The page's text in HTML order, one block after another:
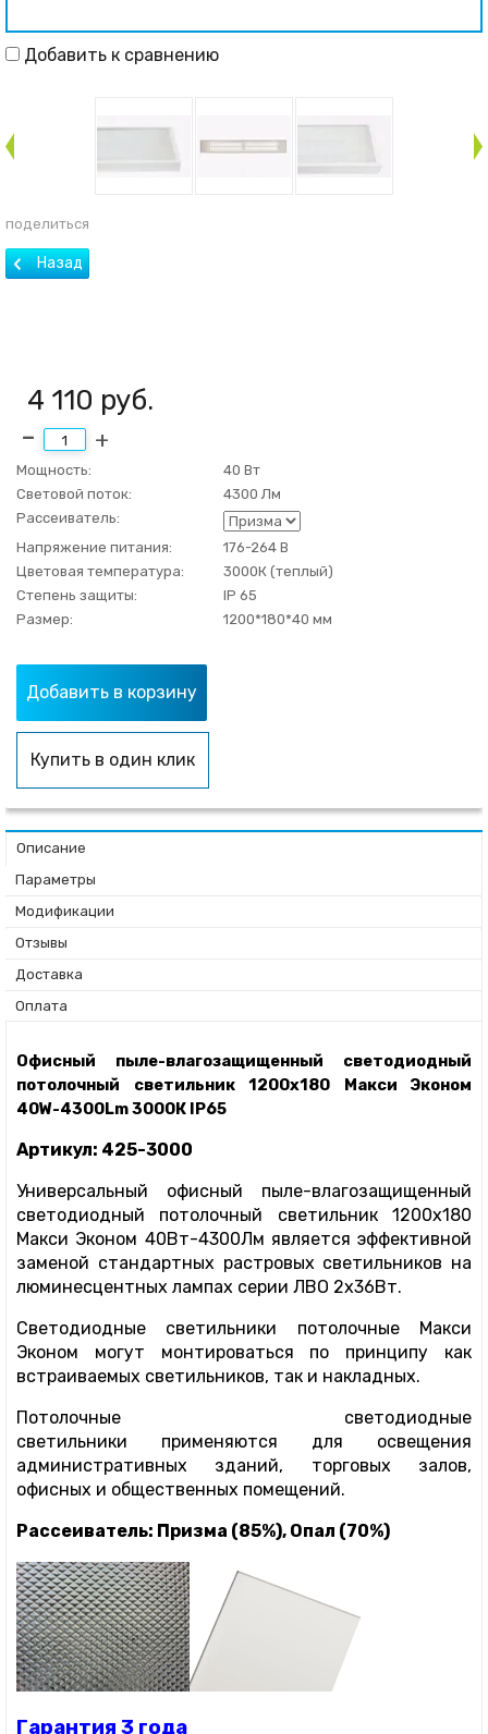
Добавить к сравнению
поделиться
4 110 руб.
Мощность:
40 Вт
Световой поток:
4300 Лм
Рассеиватель:
Напряжение питания:
176-264 В
Цветовая температура:
3000К (теплый)
Степень защиты:
IP 65
Размер:
1200*180*40 мм
Добавить в корзину
Купить в один клик
Описание
Параметры
Модификации
Отзывы
Доставка
Оплата
Офисный пыле-влагозащищенный светодиодный
потолочный светильник 1200х180 Макси Эконом
40W-4300Lm 3000К IP65
Артикул: 425-3000
Универсальный офисный пыле-влагозащищенный
светодиодный потолочный светильник 1200х180
Макси Эконом 40Вт-4300Лм является эффективной
заменой стандартных растровых светильников на
люминесцентных лампах серии ЛВО 2х36Вт.
Светодиодные светильники потолочные Макси
Эконом могут монтироваться по принципу как
встраиваемых светильников, так и накладных.
Потолочные светодиодные
светильники применяются для освещения
административных зданий, торговых залов,
офисных и общественных помещений.
Рассеиватель: Призма (85%), Опал (70%)
Гарантия 3 года